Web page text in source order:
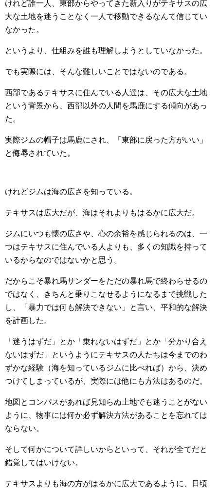
けれど誰一人、東部からやってきた新入りがテキサスの広
大な土地を迷うことなく一人で移動できるなんて信じてい
なかった。
というより、仕組みを誰も理解しようとしていなかった。
でも実際には、そんな難しいことではないのである。
西部であるテキサスに住んでいる人達は、その広大な土地
という背景から、西部以外の人間を馬鹿にする傾向があっ
た。
実際ジムの帽子は馬鹿にされ、「東部に戻った方がいい」
と侮辱されていた。
けれどジムは海の広さを知っている。
テキサスは広大だが、海はそれよりもはるかに広大だ。
ジムにいつも懐の広さや、心の余裕を感じられるのは、一
つはテキサスに住んでいる人よりも、多くの知識を持って
いるからなのではないかと思う。
だからこそ暴れ馬サンダーをただの暴れ馬で終わらせるの
ではなく、きちんと乗りこなせるようになるまで挑戦した
し、「暴力では何も解決できない」と言い、平和的な解決
を計画した。
「迷うはずだ」とか「乗れないはずだ」とか「分かり合え
ないはずだ」というようにテキサスの人たちは今までのわ
ずかな経験（海を知っているジムに比べれば）から、決め
つけてしまっているが、実際には他にも方法はあるのだ。
地図とコンパスがあれば見知らぬ土地でも迷うことがない
ように、物事には何か必ず解決方法があることを忘れては
ならない。
そして何かについて詳しいからといって、それが全てだと
錯覚してはいけない。
テキサスよりも海の方がはるかに広大であるように、日頃